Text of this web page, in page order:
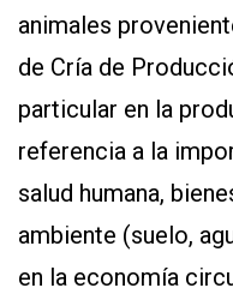
animales
de Cría de
particular en la
referencia a la
salud humana,
ambiente (suelo,
en la economía